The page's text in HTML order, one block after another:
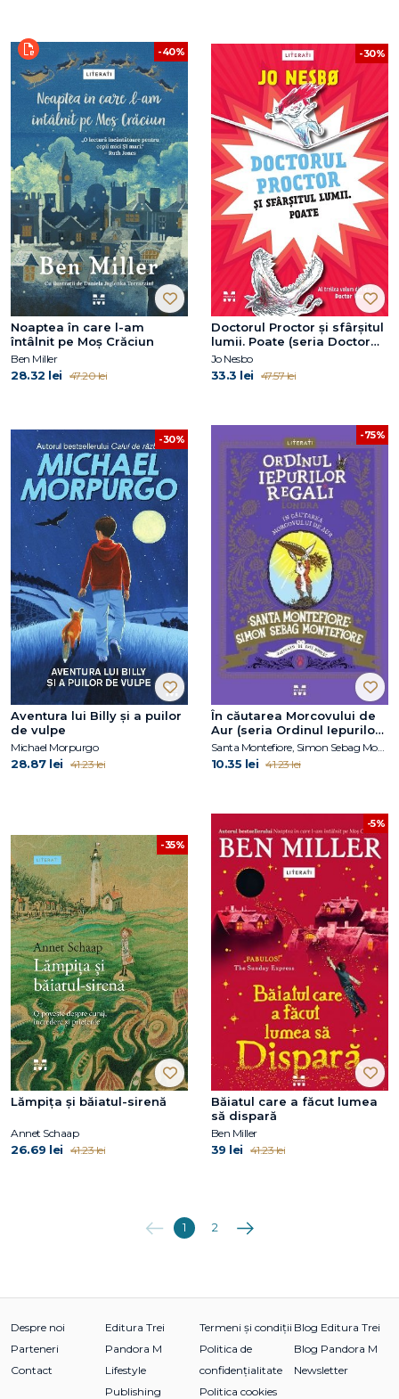
-40%
Noaptea în care l-am
întâlnit pe Moș Crăciun
Ben Miller
28.32 lei 47.20 lei
-30%
Doctorul Proctor și sfârșitul
lumii. Poate (seria Doctor
Proctor, vol.3)
Jo Nesbo
33.3 lei 47.57 lei
-30%
Aventura lui Billy și a puilor
de vulpe
Michael Morpurgo
28.87 lei 41.23 lei
-75%
În căutarea Morcovului de
Aur (seria Ordinul Iepurilor
Regali din Londra, vol. 4)
Santa Montefiore, Simon Sebag Montefiore
10.35 lei 41.23 lei
-35%
Lămpița și băiatul-sirenă
Annet Schaap
26.69 lei 41.23 lei
-5%
Băiatul care a făcut lumea
să dispară
Ben Miller
39 lei 41.23 lei
Anterioara
1 2 Următoarea
Despre noi
Parteneri
Contact
Editura Trei
Pandora M
Lifestyle
Publishing
Termeni și condiții
Politica de
confidențialitate
Politica cookies
Blog Editura Trei
Blog Pandora M
Newsletter